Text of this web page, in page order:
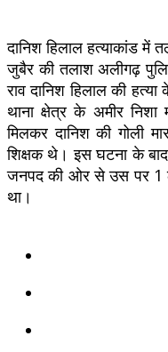
दानिश हिलाल हत्याकांड में
जुबैर की तलाश अलीगढ़
राव दानिश हिलाल की
थाना क्षेत्र के अमीर
मिलकर दानिश की गोली
शिक्षक थे। इस घटना के
जनपद की ओर से उस पर 1
था।